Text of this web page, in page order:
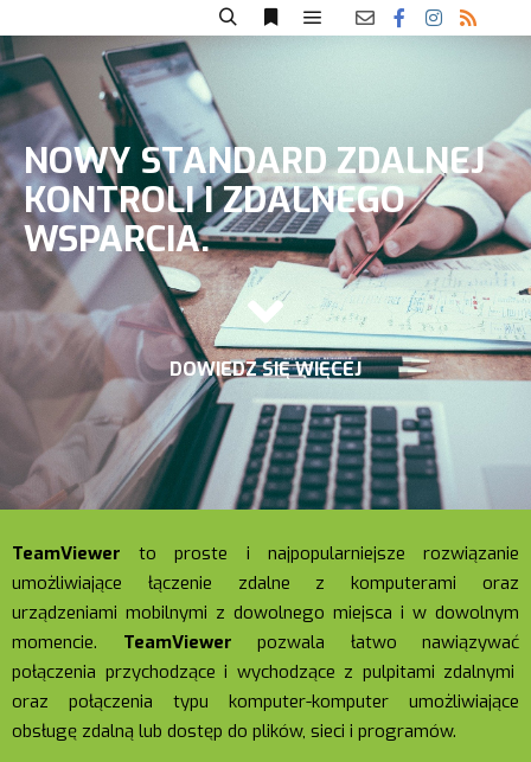
NOWY STANDARD ZDALNEJ
KONTROLI I ZDALNEGO
WSPARCIA.
DOWIEDZ SIĘ WIĘCEJ
TeamViewer to proste i najpopularniejsze rozwiązanie
umożliwiające łączenie zdalne z komputerami oraz
urządzeniami mobilnymi z dowolnego miejsca i w dowolnym
momencie. TeamViewer pozwala łatwo nawiązywać
połączenia przychodzące i wychodzące z pulpitami zdalnymi
oraz połączenia typu komputer-komputer umożliwiające
obsługę zdalną lub dostęp do plików, sieci i programów.